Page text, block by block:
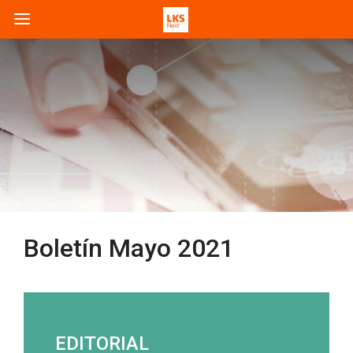
Boletín Mayo 2021
EDITORIAL